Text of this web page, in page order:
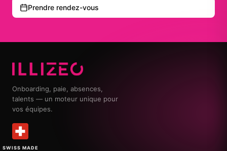
Prendre rendez-vous
Onboarding, paie, absences,
talents — un moteur unique pour
vos équipes.
SWISS MADE